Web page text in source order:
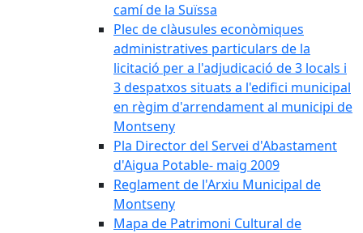
camí de la Suïssa
Plec de clàusules econòmiques
administratives particulars de la
licitació per a l'adjudicació de 3 locals i
3 despatxos situats a l'edifici municipal
en règim d'arrendament al municipi de
Montseny
Pla Director del Servei d'Abastament
d'Aigua Potable- maig 2009
Reglament de l'Arxiu Municipal de
Montseny
Mapa de Patrimoni Cultural de